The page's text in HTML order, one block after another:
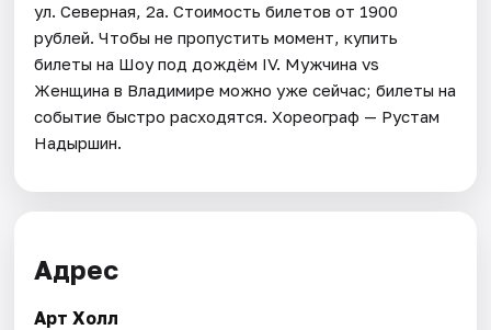
ул. Северная, 2а. Стоимость билетов от 1900
рублей. Чтобы не пропустить момент, купить
билеты на Шоу под дождём IV. Мужчина vs
Женщина в Владимире можно уже сейчас; билеты на
событие быстро расходятся. Хореограф — Рустам
Надыршин.
Адрес
Арт Холл